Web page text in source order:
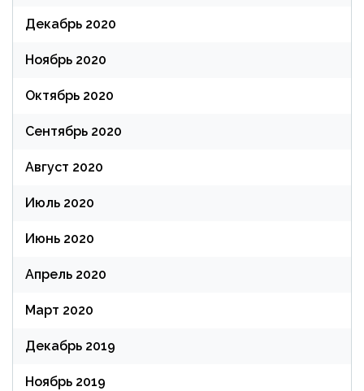
Декабрь 2020
Ноябрь 2020
Октябрь 2020
Сентябрь 2020
Август 2020
Июль 2020
Июнь 2020
Апрель 2020
Март 2020
Декабрь 2019
Ноябрь 2019